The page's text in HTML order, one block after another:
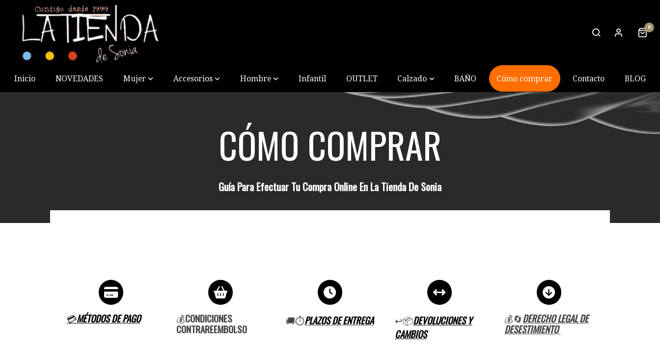
0
Inicio NOVEDADES Mujer Accesorios Hombre Infantil OUTLET Calzado BAÑO Cómo comprar Contacto BLOG
CÓMO COMPRAR
Guía Para Efectuar Tu Compra Online En La Tienda De Sonia
💳MÉTODOS DE PAGO 💰CONDICIONES
CONTRAREEMBOLSO
🚚⏱️PLAZOS DE ENTREGA ↩️📦DEVOLUCIONES Y
CAMBIOS
💰🔄DERECHO LEGAL DE
DESESTIMIENTO